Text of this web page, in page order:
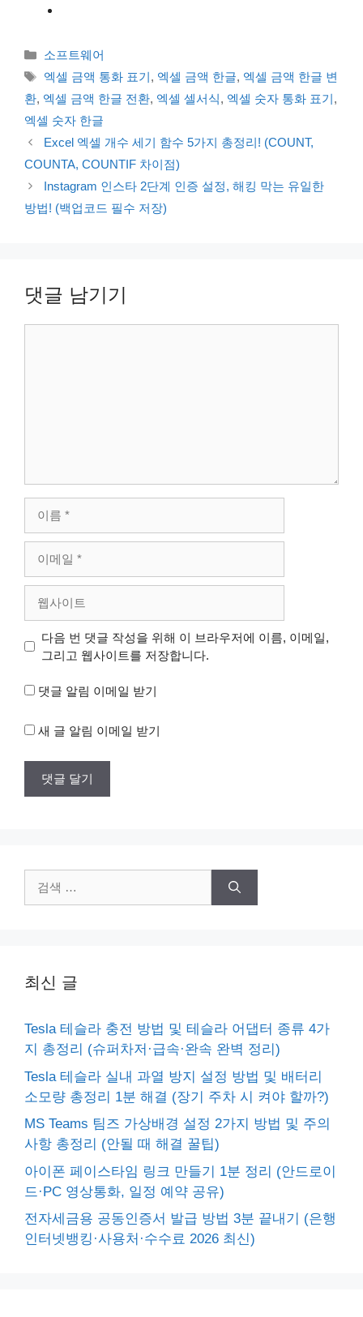
카
테
고
리
소프트웨어
태
그
엑셀 금액 통화 표기, 엑셀 금액 한글, 엑셀 금액 한글 변
환, 엑셀 금액 한글 전환, 엑셀 셀서식, 엑셀 숫자 통화 표기,
엑셀 숫자 한글
Excel 엑셀 개수 세기 함수 5가지 총정리! (COUNT,
COUNTA, COUNTIF 차이점)
Instagram 인스타 2단계 인증 설정, 해킹 막는 유일한
방법! (백업코드 필수 저장)
댓글 남기기
일
트
다음 번 댓글 작성을 위해 이 브라우저에 이름, 이메일,
그리고 웹사이트를 저장합니다.
댓글 알림 이메일 받기
새 글 알림 이메일 받기
최신 글
Tesla 테슬라 충전 방법 및 테슬라 어댑터 종류 4가
지 총정리 (슈퍼차저·급속·완속 완벽 정리)
Tesla 테슬라 실내 과열 방지 설정 방법 및 배터리
소모량 총정리 1분 해결 (장기 주차 시 켜야 할까?)
MS Teams 팀즈 가상배경 설정 2가지 방법 및 주의
사항 총정리 (안될 때 해결 꿀팁)
아이폰 페이스타임 링크 만들기 1분 정리 (안드로이
드·PC 영상통화, 일정 예약 공유)
전자세금용 공동인증서 발급 방법 3분 끝내기 (은행
인터넷뱅킹·사용처·수수료 2026 최신)